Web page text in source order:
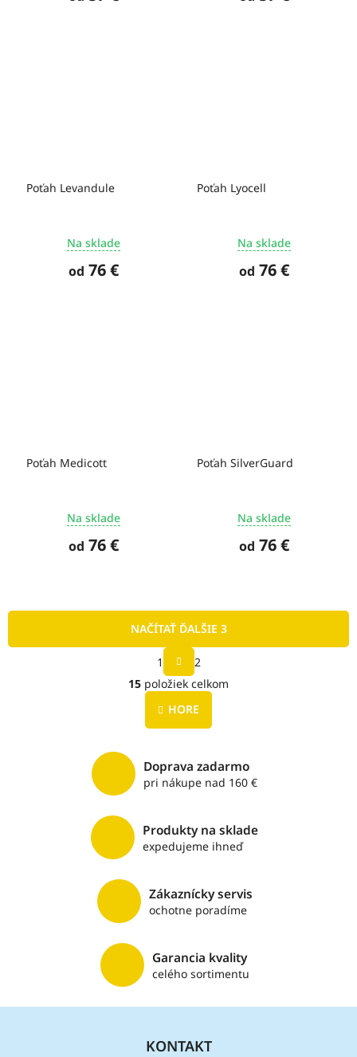
Poťah Levandule
Na sklade
od 76 €
Poťah Lyocell
Na sklade
od 76 €
Poťah Medicott
Na sklade
od 76 €
Poťah SilverGuard
Na sklade
od 76 €
O
v
l
c
i
r
v
k
v
ý
p
u
NAČÍTAŤ ĎALŠIE 3
t
r
á
n
o
a
n
i
1
2
15 položiek celkom
HORE
Doprava zadarmo
pri nákupe nad 160 €
Produkty na sklade
expedujeme ihneď
Zákaznícky servis
ochotne poradíme
Garancia kvality
celého sortimentu
KONTAKT